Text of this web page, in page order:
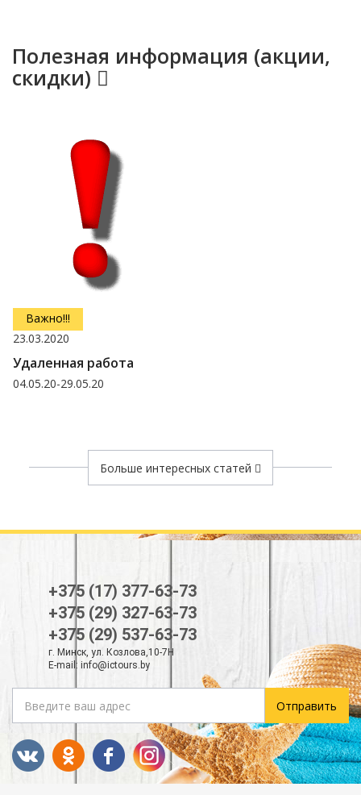
Полезная информация (акции,
скидки)
Важно!!!
23.03.2020
Удаленная работа
04.05.20-29.05.20
Больше интересных статей
+375 (17) 377-63-73
+375 (29) 327-63-73
+375 (29) 537-63-73
г. Минск, ул. Козлова,10-7Н
E-mail: info@ictours.by
Отправить